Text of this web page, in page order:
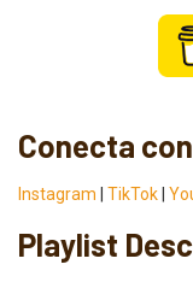
Conecta
Instagram TikTok
Playlist